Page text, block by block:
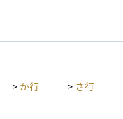
>か行 > さ行